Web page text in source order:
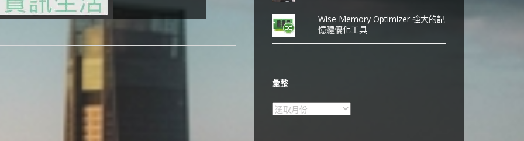
Wise Memory Optimizer 強大的記
憶體優化工具
彙整
彙